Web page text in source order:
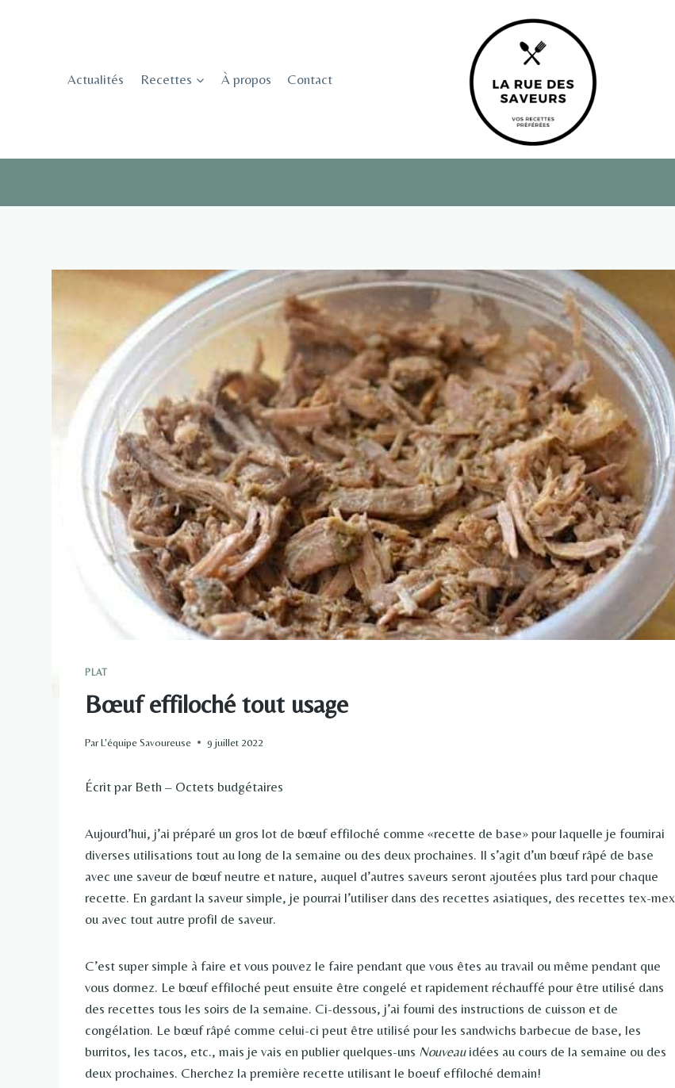
Actualités
Recettes À propos Contact
PLAT
Bœuf effiloché tout usage
ParL'équipe Savoureuse 9 juillet 2022
Écrit par Beth – Octets budgétaires
Aujourd’hui, j’ai préparé un gros lot de bœuf effiloché comme «recette de base» pour laquelle je fournirai
diverses utilisations tout au long de la semaine ou des deux prochaines. Il s’agit d’un bœuf râpé de base
avec une saveur de bœuf neutre et nature, auquel d’autres saveurs seront ajoutées plus tard pour chaque
recette. En gardant la saveur simple, je pourrai l’utiliser dans des recettes asiatiques, des recettes tex-mex
ou avec tout autre profil de saveur.
C’est super simple à faire et vous pouvez le faire pendant que vous êtes au travail ou même pendant que
vous dormez. Le bœuf effiloché peut ensuite être congelé et rapidement réchauffé pour être utilisé dans
des recettes tous les soirs de la semaine. Ci-dessous, j’ai fourni des instructions de cuisson et de
congélation. Le bœuf râpé comme celui-ci peut être utilisé pour les sandwichs barbecue de base, les
burritos, les tacos, etc., mais je vais en publier quelques-uns Nouveauidées au cours de la semaine ou des
deux prochaines. Cherchez la première recette utilisant le boeuf effiloché demain!